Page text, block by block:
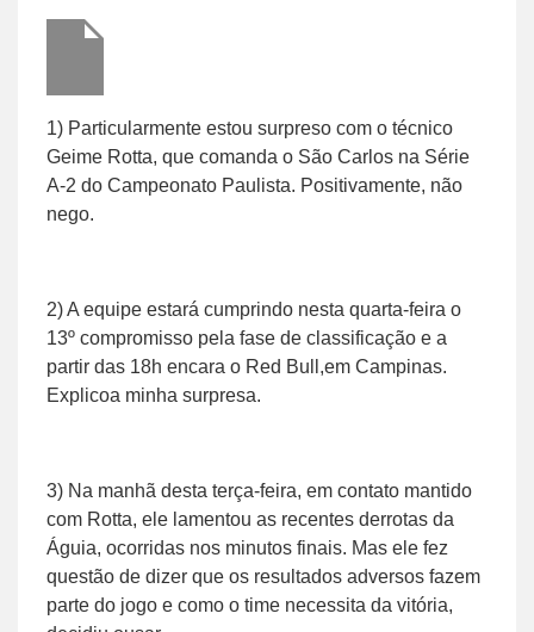
1) Particularmente estou surpreso com o técnico
Geime Rotta, que comanda o São Carlos na Série
A-2 do Campeonato Paulista. Positivamente, não
nego.
2) A equipe estará cumprindo nesta quarta-feira o
13º compromisso pela fase de classificação e a
partir das 18h encara o Red Bull,em Campinas.
Explicoa minha surpresa.
3) Na manhã desta terça-feira, em contato mantido
com Rotta, ele lamentou as recentes derrotas da
Águia, ocorridas nos minutos finais. Mas ele fez
questão de dizer que os resultados adversos fazem
parte do jogo e como o time necessita da vitória,